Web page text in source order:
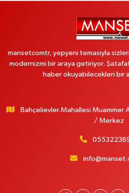
mansetcomtr, yepyeni temasıyla
modernizmi bir araya getiriyor.
haber okuyabilecekleri bir
Bahçelievler.Mahallesi Muammer
/ Merkez